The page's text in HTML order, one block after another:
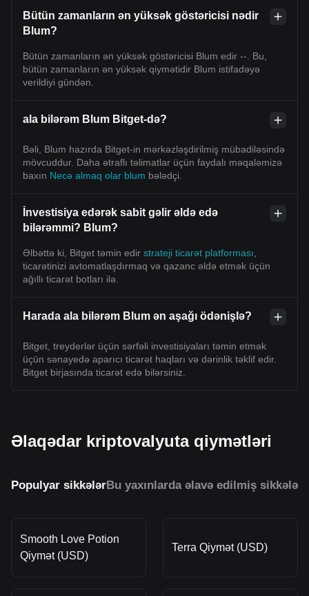
Bütün zamanların ən yüksək göstəricisi nədir
Blum?
Bütün zamanların ən yüksək göstəricisi Blum edir --. Bu,
bütün zamanların ən yüksək qiymətidir Blum istifadəyə
verildiyi gündən.
ala bilərəm Blum Bitget-də?
Bəli, Blum hazırda Bitget-in mərkəzləşdirilmiş mübadiləsində
mövcuddur. Daha ətraflı təlimatlar üçün faydalı məqaləmizə
baxın Necə almaq olar blum bələdçi.
İnvestisiya edərək sabit gəlir əldə edə
bilərəmmi? Blum?
Əlbəttə ki, Bitget təmin edir strateji ticarət platforması
ticarətinizi avtomatlaşdırmaq və qazanc əldə etmək üçün
ağıllı ticarət botları ilə.
Harada ala bilərəm Blum ən aşağı ödənişlə?
Bitget, treyderlər üçün sərfəli investisiyaları təmin etmək
üçün sənayedə aparıcı ticarət haqları və dərinlik təklif edir.
Bitget birjasında ticarət edə bilərsiniz.
Əlaqədar kriptovalyuta qiymətləri
Populyar sikkələrBu yaxınlarda əlavə edilmiş sikkələr
Smooth Love Potion
Qiymət (USD)
Terra Qiymət (USD)